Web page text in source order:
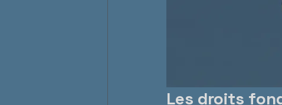
Les droits